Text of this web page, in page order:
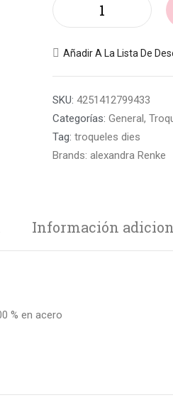
Añadir A La Lista De
SKU: 4251412799433
Categorías: General,
Tag: troqueles dies
Brands: alexandra Renke
Información
% en acero